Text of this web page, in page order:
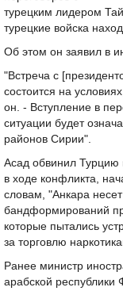
турецким лидером
турецкие войска
Об этом он заявил в
"Встреча с
состоится на
он. - Вступление в
ситуации будет
районов Сирии".
Асад обвинил Турцию
в ходе конфликта,
словам, "Анкара несет
бандформирований
которые пытались
за торговлю
Ранее министр
арабской республики